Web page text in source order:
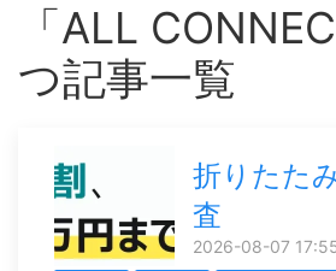
「ALL
つ記事一覧
折りたた
査
2026-08-07